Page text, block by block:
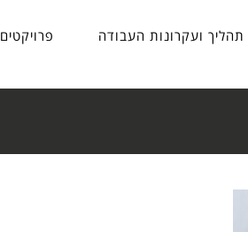
תהליך ועקרונות העבודה פרויקטים